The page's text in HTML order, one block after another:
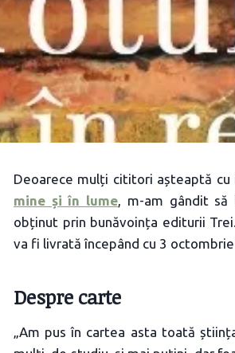
Deoarece mulți cititori așteaptă cu
mine și în lume , m-am gândit
obținut prin bunăvoința editurii
va fi livrată începând cu 3 octombrie
Despre carte
„Am pus în cartea asta toată